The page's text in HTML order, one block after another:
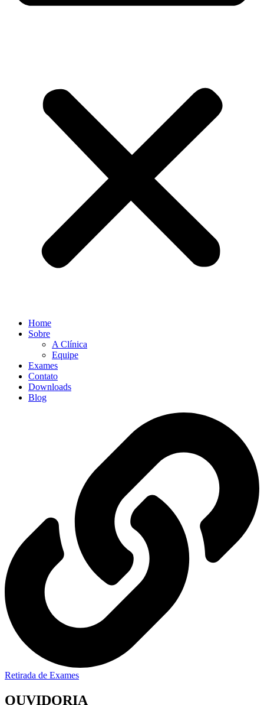
Home
Sobre
A Clínica
Equipe
Exames
Contato
Downloads
Blog
Retirada de Exames
OUVIDORIA